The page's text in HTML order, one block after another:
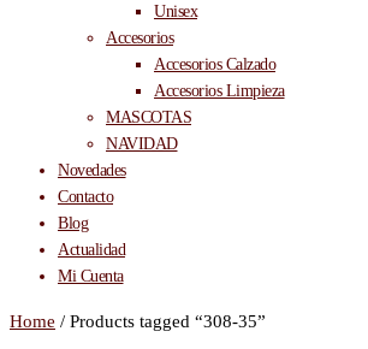
Unisex
Accesorios
Accesorios Calzado
Accesorios Limpieza
MASCOTAS
NAVIDAD
Novedades
Contacto
Blog
Actualidad
Mi Cuenta
Home / Products tagged “308-35”